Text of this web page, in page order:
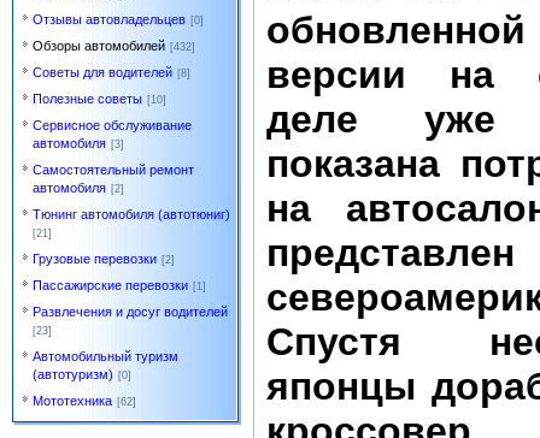
Отзывы автовладельцев [0]
Обзоры автомобилей [432]
Советы для водителей [8]
Полезные советы [10]
Сервисное обслуживание
автомобиля [3]
Самостоятельный ремонт
автомобиля [2]
Тюнинг автомобиля (автотюниг)
[21]
Грузовые перевозки [2]
Пассажирские перевозки [1]
Развлечения и досуг водителей
[23]
Автомобильный туризм
(автотуризм) [0]
Мототехника [62]
обновленной
версии на
деле уже
показана
на
Спустя
японцы